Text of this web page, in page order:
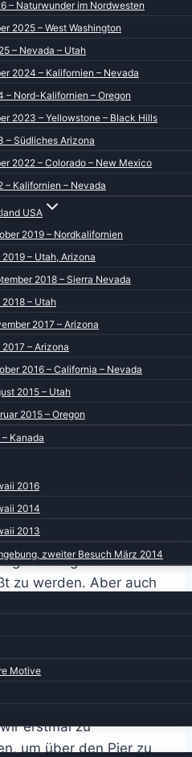
– Naturwunder im Nordwesten
2025 – West Washington
– Nevada – Utah
2024 – Kalifornien – Nevada
– Nord-Kalifornien – Oregon
2023 – Yellowstone – Black Hills
– Südliches Arizona
2022 – Colorado – New Mexico
– Kalifornien – Nevada
USA
2019 – Nordkalifornien
2019 – Utah, Arizona
2018 – Sierra Nevada
2018 – Utah
2017 – Arizona
2017 – Arizona
2016 – California – Nevada
2015 – Utah
2015 – Oregon
Kanada
2016
2014
2013
zweiter Besuch März 2014
Motive
Tag war ich
gleichen grauen
zu werden. Aber auch
sich das im Laufe
ändern wird. Plan für
Wal-Sichtungs-Tour
17-Mile-Drive
erstmal zu
um über den Pier zu